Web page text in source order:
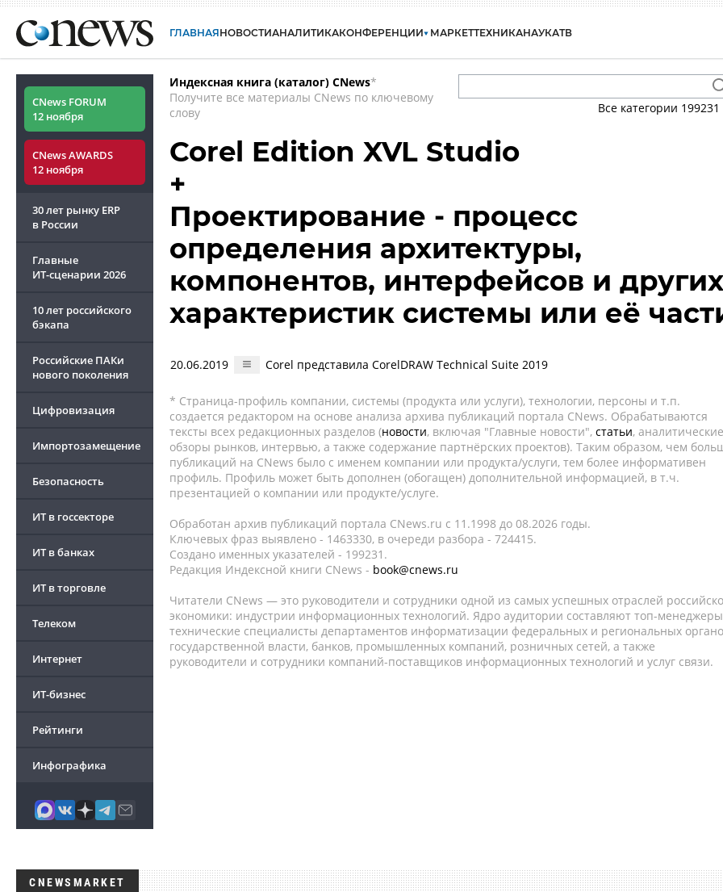
ГЛАВНАЯНОВОСТИАНАЛИТИКАКОНФЕРЕНЦИИ МАРКЕТТЕХНИКАНАУКАТВ
CNews FORUM
12 ноября
CNews AWARDS
12 ноября
30 лет рынку ERP
в России
Главные
ИТ-сценарии 2026
10 лет российского
бэкапа
Российские ПАКи
нового поколения
Цифровизация
Импортозамещение
Безопасность
ИТ в госсекторе
ИТ в банках
ИТ в торговле
Телеком
Интернет
ИТ-бизнес
Рейтинги
Инфографика
Индексная книга (каталог) CNews*
Получите все материалы CNews по ключевому
слову
Все категории 199231
Corel Edition XVL Studio
+
Проектирование - процесс
определения архитектуры,
компонентов, интерфейсов и других
характеристик системы или её
20.06.2019 Corel представила CorelDRAW Technical Suite 2019
* Страница-профиль компании, системы (продукта или услуги), технологии, персоны и т.п.
создается редактором на основе анализа архива публикаций портала CNews. Обрабатываются
тексты всех редакционных разделов (новости, включая "Главные новости", статьи, аналитические
обзоры рынков, интервью, а также содержание партнёрских проектов). Таким образом, чем
публикаций на CNews было с именем компании или продукта/услуги, тем более информативен
профиль. Профиль может быть дополнен (обогащен) дополнительной информацией, в т.ч.
презентацией о компании или продукте/услуге.
Обработан архив публикаций портала CNews.ru c 11.1998 до 08.2026 годы.
Ключевых фраз выявлено - 1463330, в очереди разбора - 724415.
Создано именных указателей - 199231.
Редакция Индексной книги CNews - book@cnews.ru
Читатели CNews — это руководители и сотрудники одной из самых успешных отраслей
экономики: индустрии информационных технологий. Ядро аудитории составляют топ-
технические специалисты департаментов информатизации федеральных и региональных
государственной власти, банков, промышленных компаний, розничных сетей, а также
руководители и сотрудники компаний-поставщиков информационных технологий и услуг связи.
CNEWSMARKET